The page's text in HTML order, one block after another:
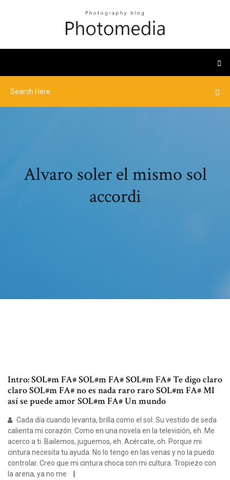
Alvaro soler el mismo sol
accordi
Intro: SOL#m FA# SOL#m FA# SOL#m FA# Te digo claro
claro SOL#m FA# no es nada raro raro SOL#m FA# MI
así se puede amor SOL#m FA# Un mundo
Cada día cuando levanta, brilla como el sol. Su vestido de seda
calienta mi corazón. Como en una novela en la televisión, eh. Me
acerco a ti. Bailemos, juguemos, eh. Acércate, oh. Porque mi
cintura necesita tu ayuda. No lo tengo en las venas y no la puedo
controlar. Creo que mi cintura choca con mi cultura. Tropiezo con
la arena, ya no me